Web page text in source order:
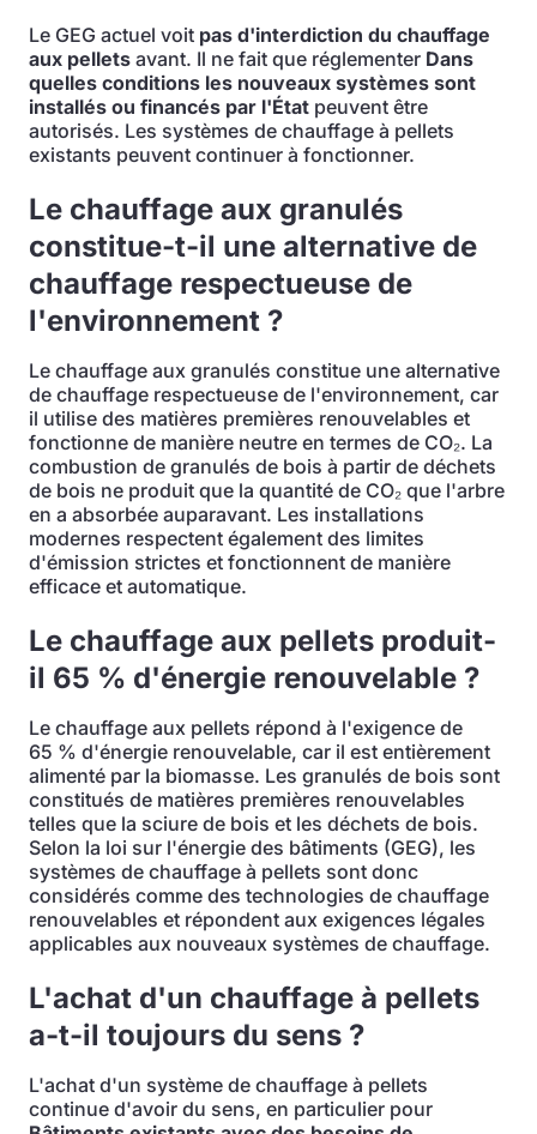
Le GEG actuel voit pas d'interdiction du chauffage
aux pellets avant. Il ne fait que réglementer Dans
quelles conditions les nouveaux systèmes sont
installés ou financés par l'État peuvent être
autorisés. Les systèmes de chauffage à pellets
existants peuvent continuer à fonctionner.
Le chauffage aux granulés
constitue-t-il une alternative de
chauffage respectueuse de
l'environnement ?
Le chauffage aux granulés constitue une alternative
de chauffage respectueuse de l'environnement, car
il utilise des matières premières renouvelables et
fonctionne de manière neutre en termes de CO₂. La
combustion de granulés de bois à partir de déchets
de bois ne produit que la quantité de CO₂ que l'arbre
en a absorbée auparavant. Les installations
modernes respectent également des limites
d'émission strictes et fonctionnent de manière
efficace et automatique.
Le chauffage aux pellets produit-
il 65 % d'énergie renouvelable ?
Le chauffage aux pellets répond à l'exigence de
65 % d'énergie renouvelable, car il est entièrement
alimenté par la biomasse. Les granulés de bois sont
constitués de matières premières renouvelables
telles que la sciure de bois et les déchets de bois.
Selon la loi sur l'énergie des bâtiments (GEG), les
systèmes de chauffage à pellets sont donc
considérés comme des technologies de chauffage
renouvelables et répondent aux exigences légales
applicables aux nouveaux systèmes de chauffage.
L'achat d'un chauffage à pellets
a-t-il toujours du sens ?
L'achat d'un système de chauffage à pellets
continue d'avoir du sens, en particulier pour